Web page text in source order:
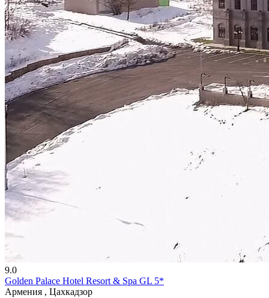
9.0
Golden Palace Hotel Resort & Spa GL 5*
Армения , Цахкадзор